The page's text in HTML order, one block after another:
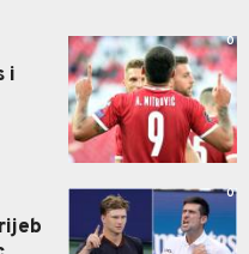
i
0
0